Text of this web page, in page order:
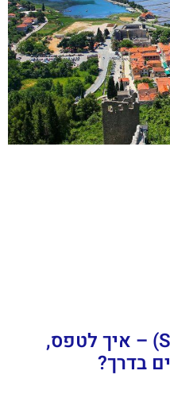
חומות סטון (Ston Walls) – איך לטפס,
בדרך?